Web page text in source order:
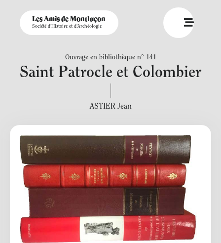
Les Amis de Montluçon
Société d'Histoire et d'Archéologie
Ouvrage en bibliothèque n° 141
Saint Patrocle et Colombier
ASTIER Jean